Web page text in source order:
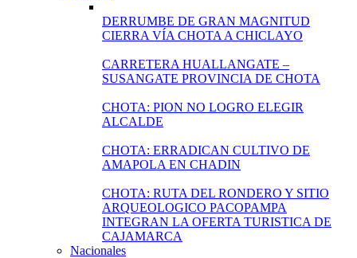
DERRUMBE DE GRAN MAGNITUD
CIERRA VÍA CHOTA A CHICLAYO
CARRETERA HUALLANGATE –
SUSANGATE PROVINCIA DE CHOTA
CHOTA: PION NO LOGRO ELEGIR
ALCALDE
CHOTA: ERRADICAN CULTIVO DE
AMAPOLA EN CHADIN
CHOTA: RUTA DEL RONDERO Y SITIO
ARQUEOLOGICO PACOPAMPA
INTEGRAN LA OFERTA TURISTICA DE
CAJAMARCA
Nacionales